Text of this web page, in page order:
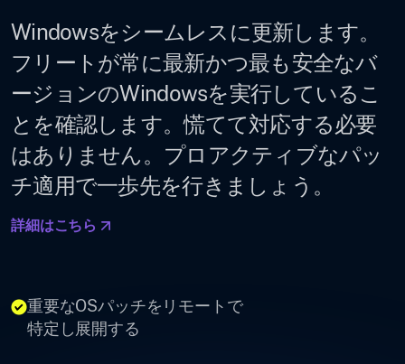
Windowsをシームレスに更新します。
フリートが常に最新かつ最も安全なバ
ージョンのWindowsを実行しているこ
とを確認します。慌てて対応する必要
はありません。プロアクティブなパッ
チ適用で一歩先を行きましょう。
詳細はこちら
重要なOSパッチをリモートで
特定し展開する